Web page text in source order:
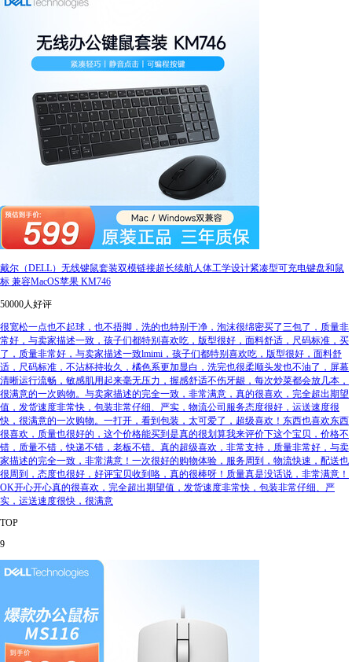
戴尔（DELL）无线键鼠套装双模链接超长续航人体工学设计紧凑型可充电键盘和鼠
标 兼容MacOS苹果 KM746
50000人好评
很宽松一点也不起球，也不捂脚，洗的也特别干净，泡沫很绵密买了三包了，质量非
常好，与卖家描述一致，孩子们都特别喜欢吃，版型很好，面料舒适，尺码标准，买
了，质量非常好，与卖家描述一致lmimi，孩子们都特别喜欢吃，版型很好，面料舒
适，尺码标准，不沾杯持妆久，橘色系更加显白，洗完也很柔顺头发也不油了，屏幕
清晰运行流畅，敏感肌用起来毫无压力，握感舒适不伤牙龈，每次炒菜都会放几本，
很满意的一次购物。与卖家描述的完全一致，非常满意，真的很喜欢，完全超出期望
值，发货速度非常快，包装非常仔细、严实，物流公司服务态度很好，运送速度很
快，很满意的一次购物。一打开，看到包装，太可爱了，超级喜欢！东西也喜欢东西
很喜欢，质量也很好的，这个价格能买到是真的很划算我来评价下这个宝贝，价格不
错，质量不错，快递不错，老板不错。真的超级喜欢，非常支持，质量非常好，与卖
家描述的完全一致，非常满意！一次很好的购物体验，服务周到，物流快速，配送也
很周到，态度也很好，好评宝贝收到咯，真的很棒呀！质量真是没话说，非常满意！
OK开心开心真的很喜欢，完全超出期望值，发货速度非常快，包装非常仔细、严
实，运送速度很快，很满意
TOP
9